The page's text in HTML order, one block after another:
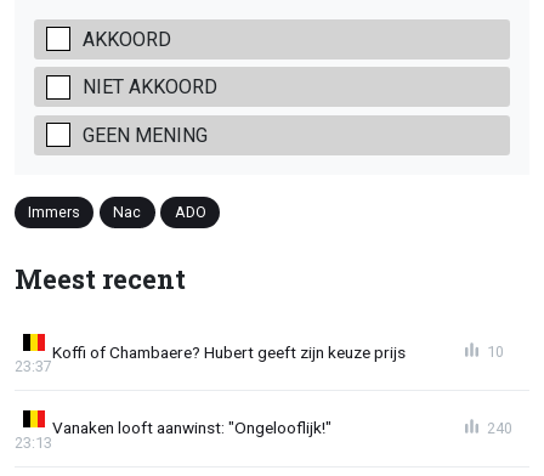
AKKOORD
NIET AKKOORD
GEEN MENING
Immers Nac ADO
Meest recent
Koffi of Chambaere? Hubert geeft zijn keuze prijs
23:37
10
Vanaken looft aanwinst: "Ongelooflijk!"
23:13
240